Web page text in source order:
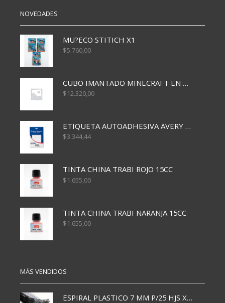
cantidad
NOVEDADES
MU?ECO STITICH X1
$5.760,00
CUBO IMANTADO MINECRAFT EN CAJA x32 PCS
$12.320,00
ETIQUETA AUTOADHESIVA AVERY 3026 30H 20 X 70
$3.344,44
TINTA CHINA TRABI ROJO 15CC
$1.655,00
TINTA CHINA TRABI NARANJA 15CC
$1.655,00
MÁS VENDIDOS
ESPIRAL PLASTICO 7 MM P/25 HJS X50x3000